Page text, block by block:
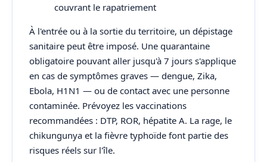
couvrant le rapatriement
À l'entrée ou à la sortie du territoire, un dépistage
sanitaire peut être imposé. Une quarantaine
obligatoire pouvant aller jusqu'à 7 jours s'applique
en cas de symptômes graves — dengue, Zika,
Ebola, H1N1 — ou de contact avec une personne
contaminée. Prévoyez les vaccinations
recommandées : DTP, ROR, hépatite A. La rage, le
chikungunya et la fièvre typhoïde font partie des
risques réels sur l'île.